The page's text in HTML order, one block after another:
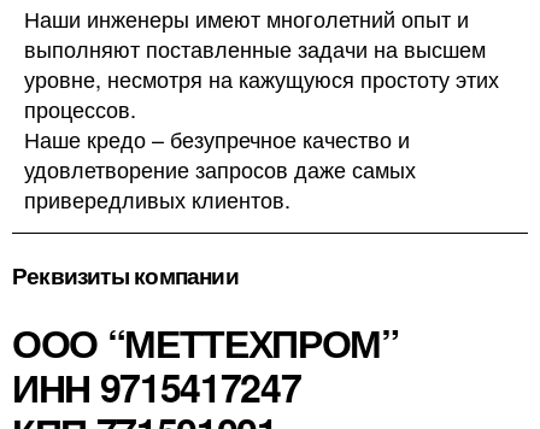
Наши инженеры имеют многолетний опыт и
выполняют поставленные задачи на высшем
уровне, несмотря на кажущуюся простоту этих
процессов.
Наше кредо – безупречное качество и
удовлетворение запросов даже самых
привередливых клиентов.
Реквизиты компании
ООО “МЕТТЕХПРОМ”
ИНН 9715417247